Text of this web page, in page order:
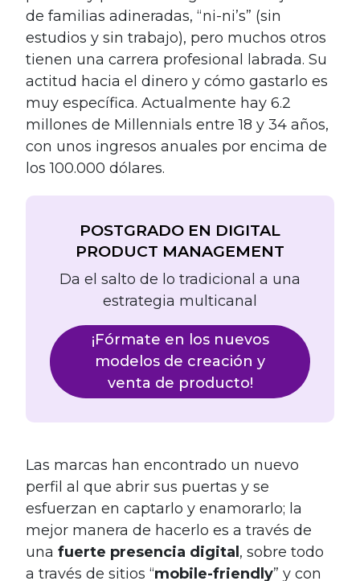
de familias adineradas, “ni-ni’s” (sin
estudios y sin trabajo), pero muchos otros
tienen una carrera profesional labrada. Su
actitud hacia el dinero y cómo gastarlo es
muy específica. Actualmente hay 6.2
millones de Millennials entre 18 y 34 años,
con unos ingresos anuales por encima de
los 100.000 dólares.
POSTGRADO EN DIGITAL
PRODUCT MANAGEMENT
Da el salto de lo tradicional a una
estrategia multicanal
¡Fórmate en los nuevos
modelos de creación y
venta de producto!
Las marcas han encontrado un nuevo
perfil al que abrir sus puertas y se
esfuerzan en captarlo y enamorarlo; la
mejor manera de hacerlo es a través de
una fuerte presencia digital , sobre todo
a través de sitios “mobile-friendly” y con